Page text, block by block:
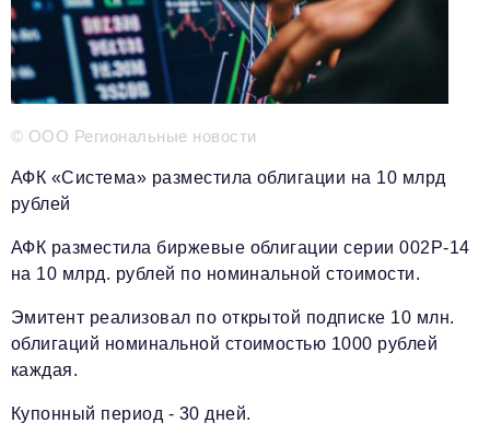
Отдел распространения/редакционная подписка
podpiska@business-magazine.online
Отдел по работе с партнерами
partner@business-magazine.online
© ООО Региональные новости
АФК «Система» разместила облигации на 10 млрд
рублей
АФК разместила биржевые облигации серии 002P-14
на 10 млрд. рублей по номинальной стоимости.
Эмитент реализовал по открытой подписке 10 млн.
облигаций номинальной стоимостью 1000 рублей
каждая.
Купонный период - 30 дней.